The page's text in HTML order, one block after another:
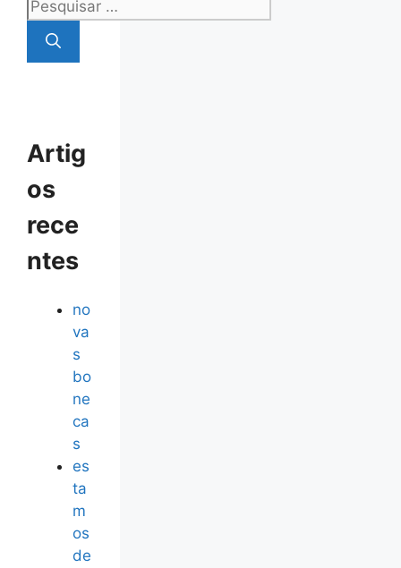
por:
Artig
os
rece
ntes
no
va
s
bo
ne
ca
s
es
ta
m
os
de